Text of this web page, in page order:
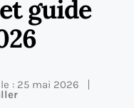
guide
: 25 mai 2026